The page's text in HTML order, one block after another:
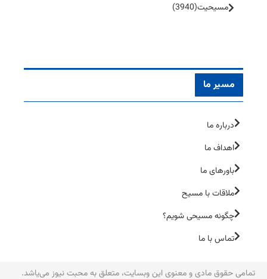
مسیحیت(3940)
مسیر ما
درباره ما
اهداف ما
باورهای ما
ملاقات با مسیح
چگونه مسیحی شویم؟
تماس با ما
تمامی حقوق مادی و معنوی این وبسایت، متعلق به محبت نیوز می‌یاشد.